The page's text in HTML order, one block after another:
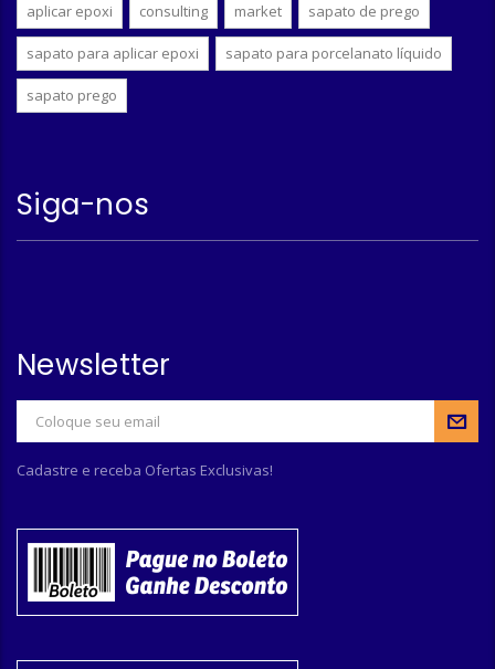
aplicar epoxi consulting market sapato de prego
sapato para aplicar epoxi sapato para porcelanato líquido
sapato prego
Siga-nos
Newsletter
Cadastre e receba Ofertas Exclusivas!